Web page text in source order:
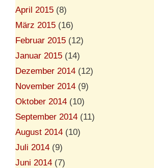
April 2015 (8)
März 2015 (16)
Februar 2015 (12)
Januar 2015 (14)
Dezember 2014 (12)
November 2014 (9)
Oktober 2014 (10)
September 2014 (11)
August 2014 (10)
Juli 2014 (9)
Juni 2014 (7)